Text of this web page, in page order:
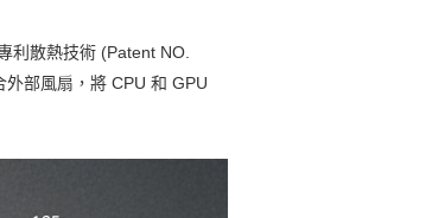
利散熱技術 (Patent NO.
部風扇，將 CPU 和 GPU